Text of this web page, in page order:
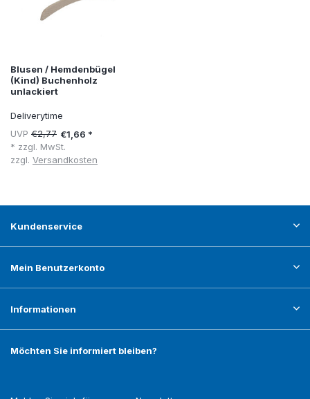
Blusen / Hemdenbügel
(Kind) Buchenholz
unlackiert
Deliverytime
UVP €2,77 €1,66 *
* zzgl. MwSt.
zzgl. Versandkosten
Kundenservice
Mein Benutzerkonto
Informationen
Möchten Sie informiert bleiben?